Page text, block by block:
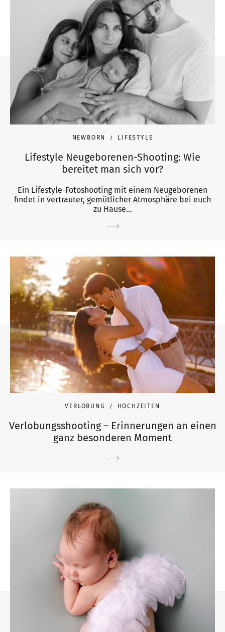
NEWBORN LIFESTYLE
Lifestyle Neugeborenen-Shooting: Wie
bereitet man sich vor?
Ein Lifestyle-Fotoshooting mit einem Neugeborenen
findet in vertrauter, gemütlicher Atmosphäre bei euch
zu Hause...
VERLOBUNG HOCHZEITEN
Verlobungsshooting – Erinnerungen an einen
ganz besonderen Moment